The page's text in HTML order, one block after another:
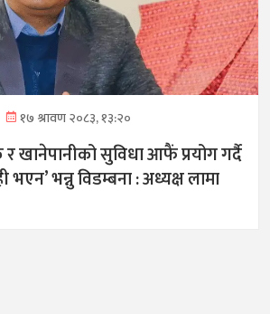
१७ श्रावण २०८३, १३:२०
सुविधा आफैं प्रयोग गर्दै
भएन’ भन्नु विडम्बना : अध्यक्ष लामा